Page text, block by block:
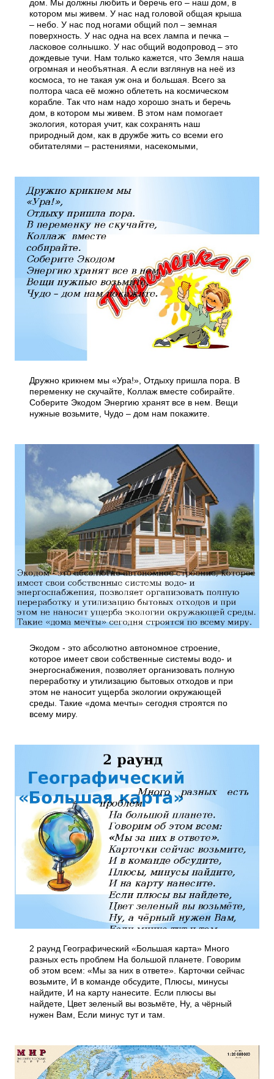
дом. Мы должны любить и беречь его – наш дом, в
котором мы живем. У нас над головой общая крыша
– небо. У нас под ногами общий пол – земная
поверхность. У нас одна на всех лампа и печка –
ласковое солнышко. У нас общий водопровод – это
дождевые тучи. Нам только кажется, что Земля наша
огромная и необъятная. А если взглянув на неё из
космоса, то не такая уж она и большая. Всего за
полтора часа её можно облететь на космическом
корабле. Так что нам надо хорошо знать и беречь
дом, в котором мы живем. В этом нам помогает
экология, которая учит, как сохранять наш
природный дом, как в дружбе жить со всеми его
обитателями – растениями, насекомыми,
Дружно крикнем мы «Ура!», Отдыху пришла пора. В
переменку не скучайте, Коллаж вместе собирайте.
Соберите Экодом Энергию хранят все в нем. Вещи
нужные возьмите, Чудо – дом нам покажите.
Экодом - это абсолютно автономное строение,
которое имеет свои собственные системы водо- и
энергоснабжения, позволяет организовать полную
переработку и утилизацию бытовых отходов и при
этом не наносит ущерба экологии окружающей
среды. Такие «дома мечты» сегодня строятся по
всему миру.
2 раунд Географический «Большая карта» Много
разных есть проблем На большой планете. Говорим
об этом всем: «Мы за них в ответе». Карточки сейчас
возьмите, И в команде обсудите, Плюсы, минусы
найдите, И на карту нанесите. Если плюсы вы
найдете, Цвет зеленый вы возьмёте, Ну, а чёрный
нужен Вам, Если минус тут и там.